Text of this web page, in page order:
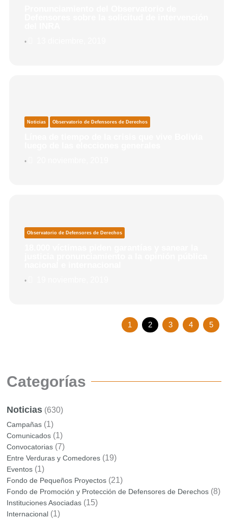
Categorías
Noticias (630)
Campañas (1)
Comunicados (1)
Convocatorias (7)
Entre Verduras y Comedores (19)
Eventos (1)
Fondo de Pequeños Proyectos (21)
Fondo de Promoción y Protección de Defensores de Derechos (8)
Instituciones Asociadas (15)
Internacional (1)
•
Noticias Observatorio de Defensores de Derechos
•
Observatorio de Defensores de Derechos
•
1 2 3 4 5